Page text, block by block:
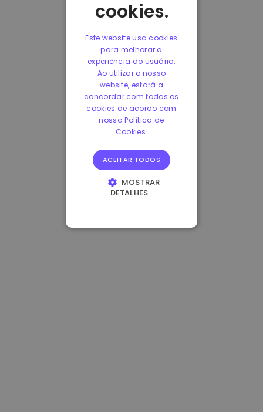
cookies.
Este website usa cookies
para melhorar a
experiência do usuário.
Ao utilizar o nosso
website, estará a
concordar com todos os
cookies de acordo com
nossa Política de
Cookies.
ACEITAR TODOS
MOSTRAR
DETALHES